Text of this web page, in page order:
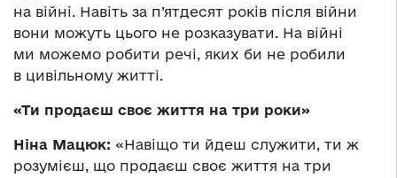
на війні. Навіть за п’ятдесят років після війни
вони можуть цього не розказувати. На війні
ми можемо робити речі, яких би не робили
в цивільному житті.
«Ти продаєш своє життя на три роки»
Ніна Мацюк: «Навіщо ти йдеш служити, ти ж
розумієш, що продаєш своє життя на три